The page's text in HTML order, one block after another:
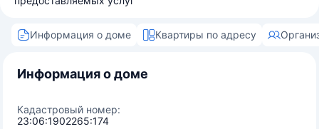
Информация о доме Квартиры по адресу
Информация о доме
Кадастровый номер:
23:06:1902265:174